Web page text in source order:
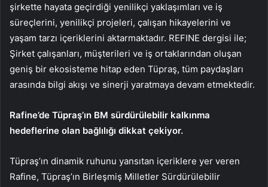
şirkette hayata geçirdiği yenilikçi yaklaşımları ve iş
süreçlerini, yenilikçi projeleri, çalışan hikayelerini ve
yaşam tarzı içeriklerini aktarmaktadır. REFINE dergisi ile;
Şirket çalışanları, müşterileri ve iş ortaklarından oluşan
geniş bir ekosisteme hitap eden Tüpraş, tüm paydaşları
arasında bilgi akışı ve sinerji yaratmaya devam etmektedir.
Rafine’de Tüpraş’ın BM sürdürülebilir kalkınma
hedeflerine olan bağlılığı dikkat çekiyor.
Tüpraş’ın dinamik ruhunu yansıtan içeriklere yer veren
Rafine, Tüpraş’ın Birleşmiş Milletler Sürdürülebilir